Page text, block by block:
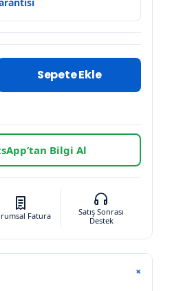
Sepete Ekle
Bilgi Al
Fatura
Satış Sonrası
Destek
+